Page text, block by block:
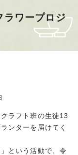
ラワープロジ
ラフト班の生徒13
ンターを届けてく
という活動で、令